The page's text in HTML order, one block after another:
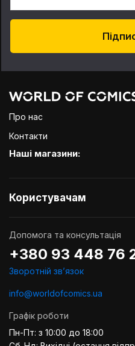
Про нас
Контакти
Наші магазини:
Користувачам
Допомога та консультація
+380 93 448 76
Зворотній звʼязок
info@worldofcomics.ua
Графік роботи
Пн-Пт: з 10:00 до 18:00